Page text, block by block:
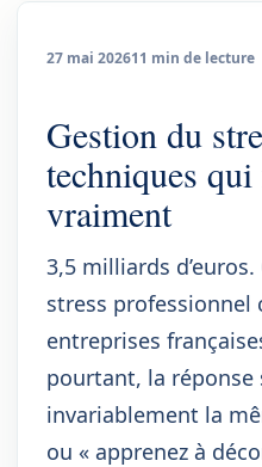
27 mai 202611 min de lecture
Gestion du
techniques
vraiment
3,5 milliards d’euros.
stress professionnel
entreprises
pourtant, la réponse
invariablement la
ou « apprenez à